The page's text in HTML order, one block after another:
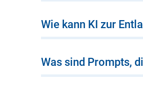
Wie kann KI zur
Was sind Prompts,